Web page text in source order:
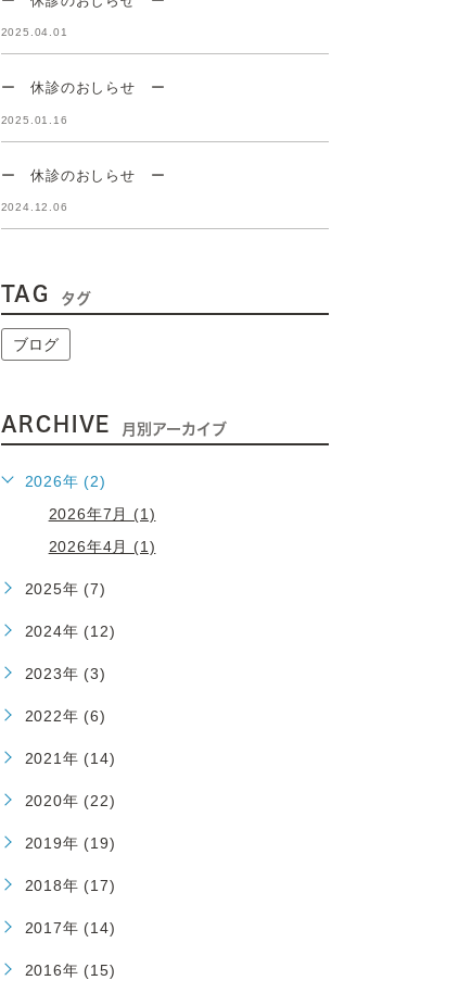
2025.04.01
ー 休診のおしらせ ー
2025.01.16
ー 休診のおしらせ ー
2024.12.06
TAG タグ
ブログ
ARCHIVE 月別アーカイブ
2026年 (2)
2026年7月 (1)
2026年4月 (1)
2025年 (7)
2024年 (12)
2023年 (3)
2022年 (6)
2021年 (14)
2020年 (22)
2019年 (19)
2018年 (17)
2017年 (14)
2016年 (15)